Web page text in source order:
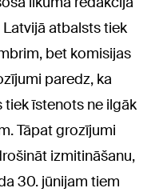
atbalsts tiek
bet komisijas
paredz, ka
īstenots ne ilgāk
Tāpat grozījumi
izmitināšanu,
30. jūnijam tiem